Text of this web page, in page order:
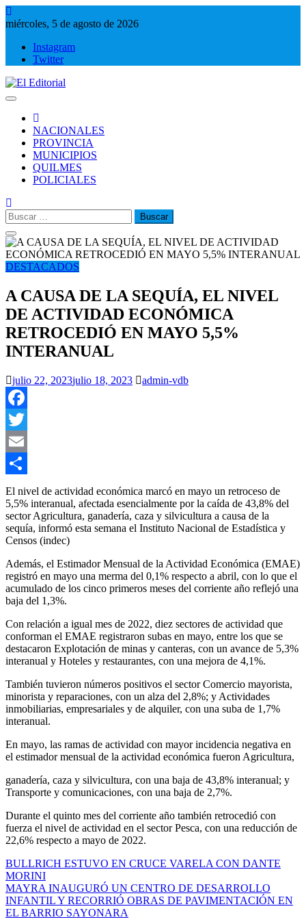
Saltar
al
miércoles, 5 de agosto de 2026
Instagram
Twitter
NACIONALES
PROVINCIA
MUNICIPIOS
QUILMES
POLICIALES
Buscar:
DESTACADOS
A CAUSA DE LA SEQUÍA, EL NIVEL
DE ACTIVIDAD ECONÓMICA
RETROCEDIÓ EN MAYO 5,5%
INTERANUAL
julio 22, 2023julio 18, 2023 admin-vdb
Facebook
Twitter
Email
Compartir
El nivel de actividad económica marcó en mayo un retroceso de
5,5% interanual, afectada esencialmente por la caída de 43,8% del
sector Agricultura, ganadería, caza y silvicultura a causa de la
sequía, informó esta semana el Instituto Nacional de Estadística y
Censos (indec)
Además, el Estimador Mensual de la Actividad Económica (EMAE)
registró en mayo una merma del 0,1% respecto a abril, con lo que el
acumulado de los cinco primeros meses del corriente año reflejó una
baja del 1,3%.
Con relación a igual mes de 2022, diez sectores de actividad que
conforman el EMAE registraron subas en mayo, entre los que se
destacaron Explotación de minas y canteras, con un avance de 5,3%
interanual y Hoteles y restaurantes, con una mejora de 4,1%.
También tuvieron números positivos el sector Comercio mayorista,
minorista y reparaciones, con un alza del 2,8%; y Actividades
inmobiliarias, empresariales y de alquiler, con una suba de 1,7%
interanual.
En mayo, las ramas de actividad con mayor incidencia negativa en
el estimador mensual de la actividad económica fueron Agricultura,
ganadería, caza y silvicultura, con una baja de 43,8% interanual; y
Transporte y comunicaciones, con una baja de 2,7%.
Durante el quinto mes del corriente año también retrocedió con
fuerza el nivel de actividad en el sector Pesca, con una reducción de
22,6% respecto a mayo de 2022.
Navegación
de
entradas
BULLRICH ESTUVO EN CRUCE VARELA CON DANTE
MORINI
MAYRA INAUGURÓ UN CENTRO DE DESARROLLO
INFANTIL Y RECORRIÓ OBRAS DE PAVIMENTACIÓN EN
EL BARRIO SAYONARA